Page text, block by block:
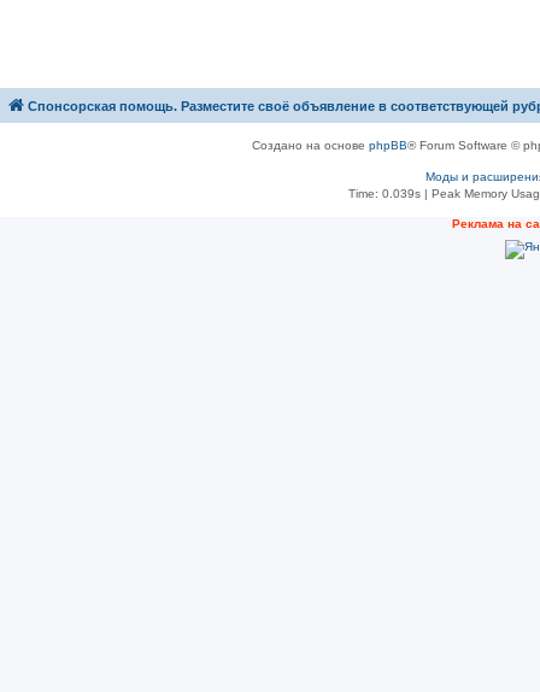
Спонсорская помощь. Разместите своё объявление в соответствующей
Создано на основе phpBB® Forum Software ©
Моды и
Time: 0.039s| Peak Memory
Рeклама на